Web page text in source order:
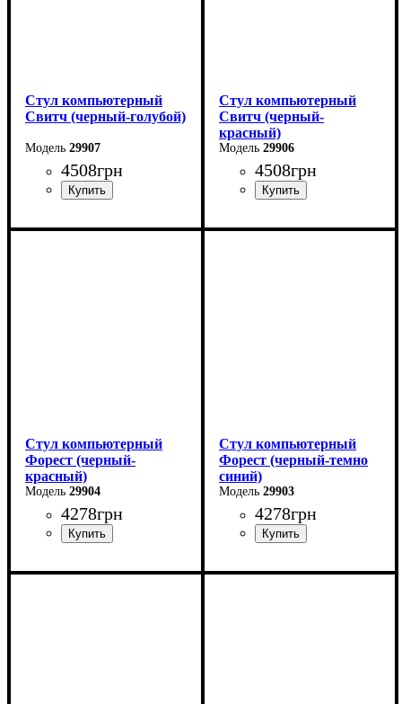
Стул компьютерный
Свитч (черный-голубой)
29907
4508грн
Стул компьютерный
Свитч (черный-
красный)
29906
4508грн
Стул компьютерный
Форест (черный-
красный)
29904
4278грн
Стул компьютерный
Форест (черный-темно
синий)
29903
4278грн